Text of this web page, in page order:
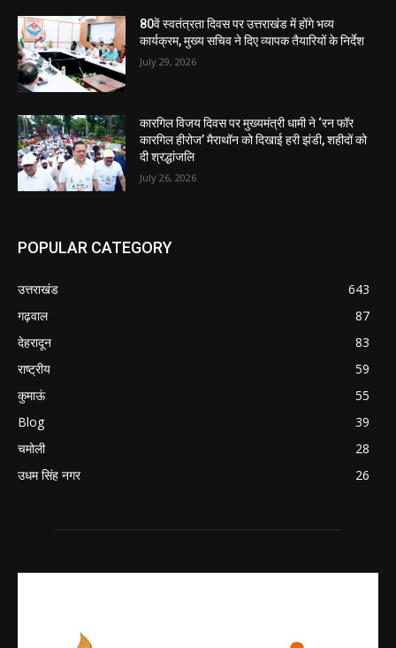
80वें स्वतंत्रता दिवस पर उत्तराखंड में होंगे भव्य
कार्यक्रम, मुख्य सचिव ने दिए व्यापक तैयारियों के निर्देश
July 29, 2026
कारगिल विजय दिवस पर मुख्यमंत्री धामी ने ‘रन फॉर
कारगिल हीरोज’ मैराथॉन को दिखाई हरी झंडी, शहीदों को
दी श्रद्धांजलि
July 26, 2026
POPULAR CATEGORY
उत्तराखंड
643
गढ़वाल
87
देहरादून
83
राष्ट्रीय
59
कुमाऊं
55
Blog
39
चमोली
28
उधम सिंह नगर
26